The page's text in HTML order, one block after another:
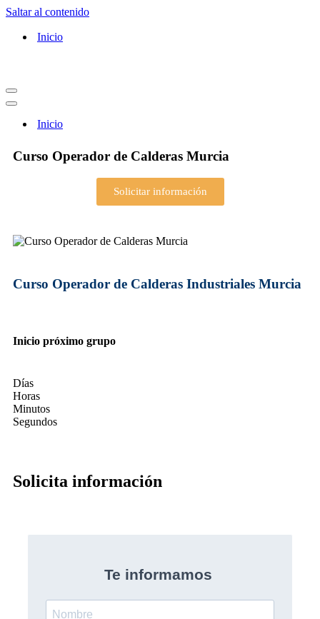
Saltar al contenido
Inicio
Inicio
Curso Operador de Calderas Murcia
Solicitar información
Curso Operador de Calderas Industriales Murcia
Inicio próximo grupo
Días
Horas
Minutos
Segundos
Solicita información